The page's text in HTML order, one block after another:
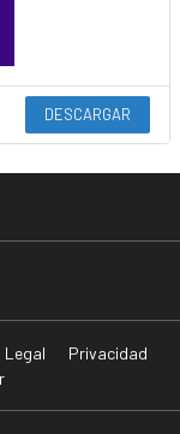
DESCARGAR
Legal
Privacidad